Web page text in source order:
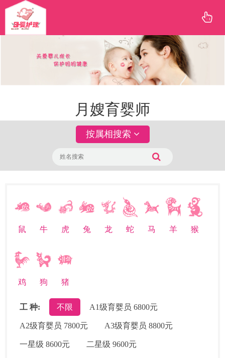
月嫂育婴师
按属相搜索
鼠 牛 虎 兔 龙 蛇 马 羊 猴
鸡 狗 猪
工 种: 不限 A1级育婴员 6800元
A2级育婴员 7800元 A3级育婴员 8800元
一星级 8600元 二星级 9600元